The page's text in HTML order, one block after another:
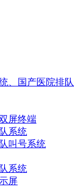
、国产医院排
屏终端
系统
叫号系统
系统
屏